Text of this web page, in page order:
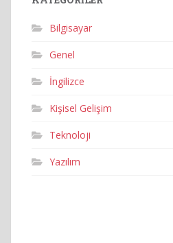
Bilgisayar
Genel
İngilizce
Kişisel Gelişim
Teknoloji
Yazılım